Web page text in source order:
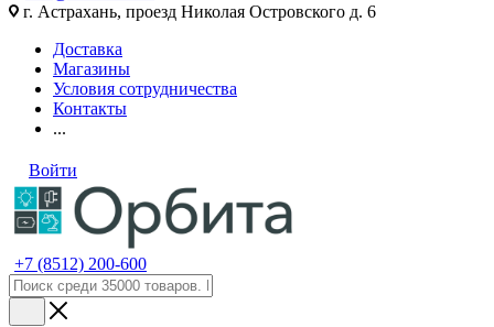
г. Астрахань, проезд Николая Островского д. 6
Доставка
Магазины
Условия сотрудничества
Контакты
...
Войти
+7 (8512) 200-600